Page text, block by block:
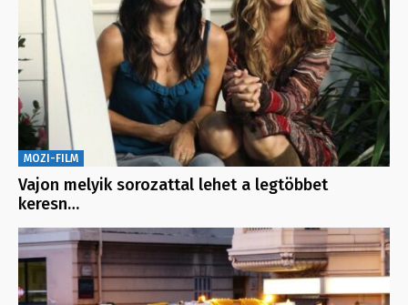
MOZI-FILM
Vajon melyik sorozattal lehet a legtöbbet
keresn…